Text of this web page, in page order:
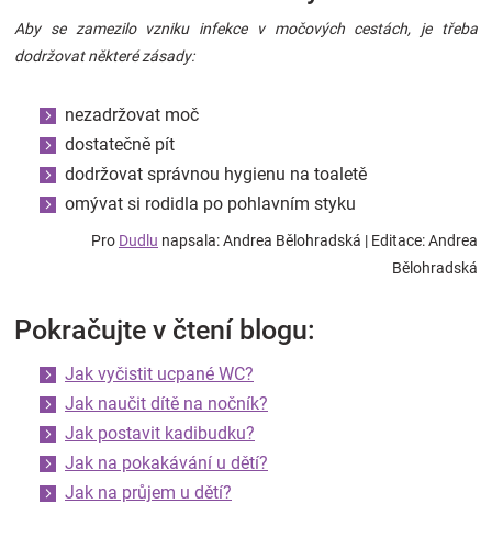
Aby se zamezilo vzniku infekce v močových cestách, je třeba
dodržovat některé zásady:
nezadržovat moč
dostatečně pít
dodržovat správnou hygienu na toaletě
omývat si rodidla po pohlavním styku
Pro Dudlu napsala: Andrea Bělohradská | Editace: Andrea
Bělohradská
Pokračujte v čtení blogu:
Jak vyčistit ucpané WC?
Jak naučit dítě na nočník?
Jak postavit kadibudku?
Jak na pokakávání u dětí?
Jak na průjem u dětí?